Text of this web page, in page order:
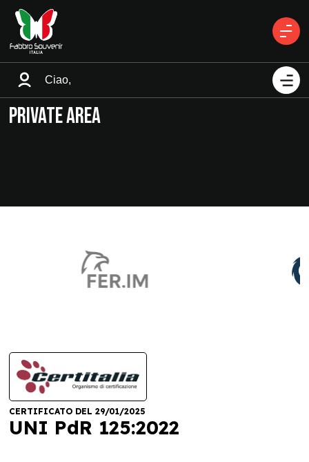
Ciao,
PRIVATE AREA
CERTIFICATO DEL 29/01/2025
UNI PdR 125:2022